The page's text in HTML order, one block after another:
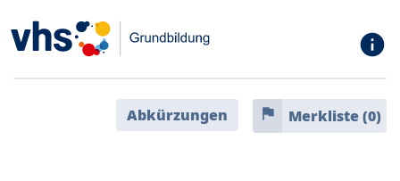
info
Abkürzungen flag Merkliste (0)